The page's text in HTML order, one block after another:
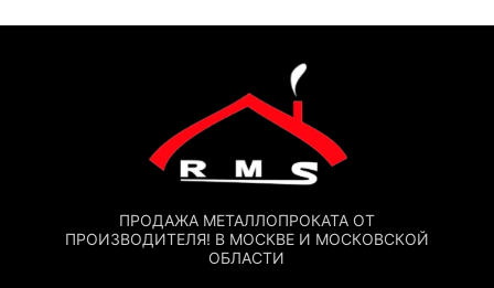
ПРОДАЖА МЕТАЛЛОПРОКАТА ОТ
ПРОИЗВОДИТЕЛЯ! В МОСКВЕ И МОСКОВСКОЙ
ОБЛАСТИ